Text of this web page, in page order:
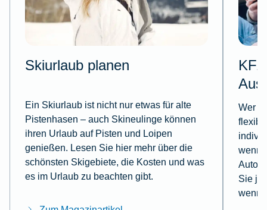
Skiurlaub planen
Ein Skiurlaub ist nicht nur etwas für alte
Pistenhasen – auch Skineulinge können
ihren Urlaub auf Pisten und Loipen
genießen. Lesen Sie hier mehr über die
schönsten Skigebiete, die Kosten und was
es im Urlaub zu beachten gibt.
Wer
wenn
Sie
wenn